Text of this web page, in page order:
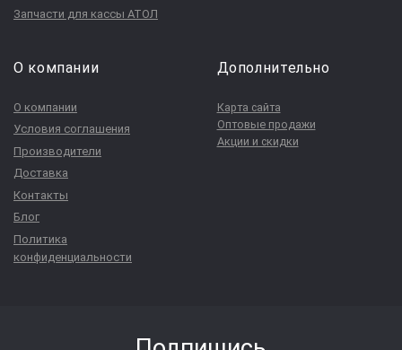
Запчасти для кассы АТОЛ
О компании
О компании
Условия соглашения
Производители
Доставка
Контакты
Блог
Политика
конфиденциальности
Дополнительно
Карта сайта
Оптовые продажи
Акции и скидки